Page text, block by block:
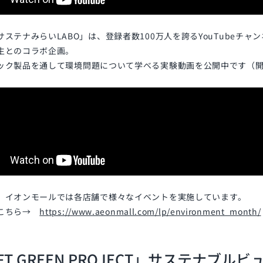
ステナみらいLABO」は、登録者数100万人を誇るYouTubeチャ
のコラボ企画。
ク製品を通して環境問題について学べる実験動画を公開中です（
イオンモールでは各店舗で様々なイベントを実施しています。
ちら→ https://www.aeonmall.com/lp/environment_month/
GREEN PROJECT」サステナブルビ